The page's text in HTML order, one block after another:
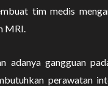
tim medis
MRI.
adanya gangguan
perawatan